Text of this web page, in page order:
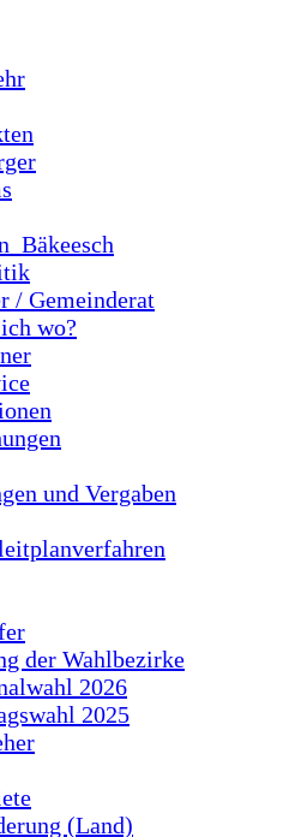
/ Gemeinderat
wo?
und Vergaben
der Wahlbezirke
2026
2025
(Land)